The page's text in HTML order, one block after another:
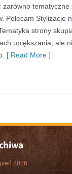
zarówno
Polecam Stylizacje
strony
upiększania, ale
[ Read More ]
2026